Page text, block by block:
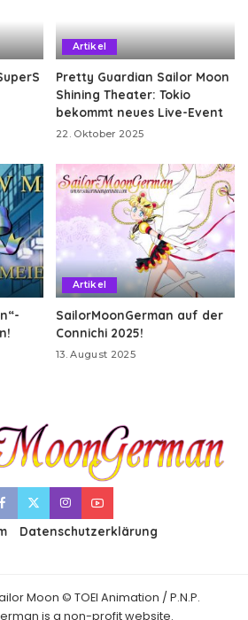
Artikel
Pretty Guardian Sailor Moon
Shining Theater: Tokio
bekommt neues Live-Event
22. Oktober 2025
Artikel
SailorMoonGerman auf der
Connichi 2025!
13. August 2025
Datenschutzerklärung
Moon © TOEI Animation / P.N.P.
is a non-profit website.